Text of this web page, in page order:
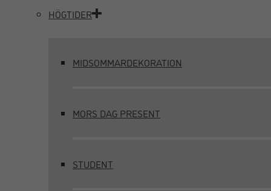
HÖGTIDER
MIDSOMMARDEKORATION
MORS DAG PRESENT
STUDENT